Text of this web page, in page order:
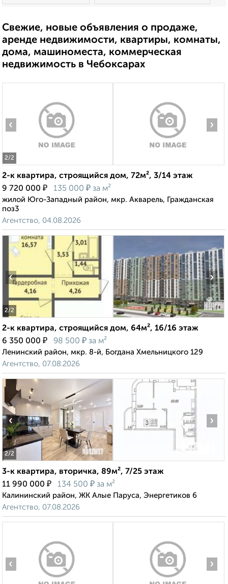
Свежие, новые объявления о продаже,
аренде недвижимости, квартиры, комнаты,
дома, машиноместа, коммерческая
недвижимость в Чебоксарах
2/2
‹ ›
2-к квартира, строящийся дом, 72м², 3/14 этаж
9 720 000 ₽ 135 000 ₽ за м²
жилой Юго-Западный район, мкр. Акварель, Гражданская
поз3
Агентство, 04.08.2026
2/2
‹ ›
2-к квартира, строящийся дом, 64м², 16/16 этаж
6 350 000 ₽ 98 500 ₽ за м²
Ленинский район, мкр. 8-й, Богдана Хмельницкого 129
Агентство, 07.08.2026
2/2
‹ ›
3-к квартира, вторичка, 89м², 7/25 этаж
11 990 000 ₽ 134 500 ₽ за м²
Калининский район, ЖК Алые Паруса, Энергетиков 6
Агентство, 07.08.2026
‹ ›